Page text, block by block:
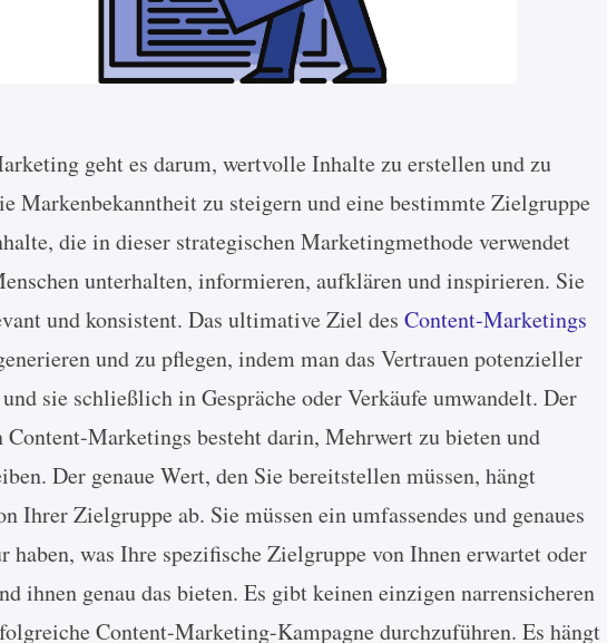
geht es darum, wertvolle Inhalte zu erstellen und zu
Markenbekanntheit zu steigern und eine bestimmte Zielgruppe
die in dieser strategischen Marketingmethode verwendet
unterhalten, informieren, aufklären und inspirieren. Sie
und konsistent. Das ultimative Ziel des Content-Marketings
und zu pflegen, indem man das Vertrauen potenzieller
sie schließlich in Gespräche oder Verkäufe umwandelt. Der
Content-Marketings besteht darin, Mehrwert zu bieten und
Der genaue Wert, den Sie bereitstellen müssen, hängt
Ihrer Zielgruppe ab. Sie müssen ein umfassendes und genaues
haben, was Ihre spezifische Zielgruppe von Ihnen erwartet oder
ihnen genau das bieten. Es gibt keinen einzigen narrensicheren
Content-Marketing-Kampagne durchzuführen. Es hängt